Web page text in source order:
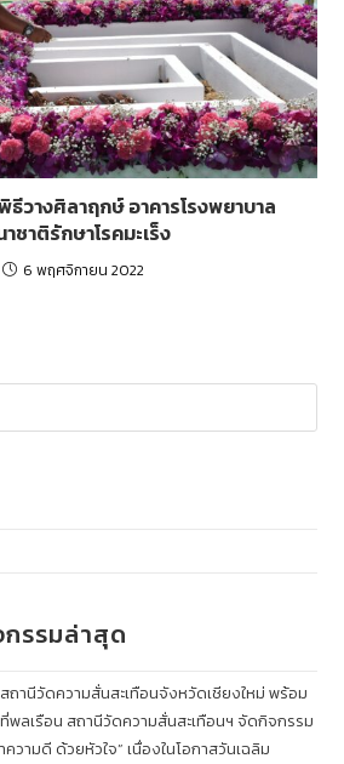
ธีวางศิลาฤกษ์ อาคารโรงพยาบาล
าชาติรักษาโรคมะเร็ง
6 พฤศจิกายน 2022
กรรมล่าสุด
านีวัดความสั่นสะเทือนจังหวัดเชียงใหม่ พร้อม
พลเรือน สถานีวัดความสั่นสะเทือนฯ จัดกิจกรรม
ความดี ด้วยหัวใจ” เนื่องในโอกาสวันเฉลิม